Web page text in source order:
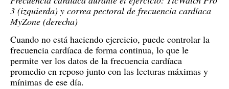
3 (izquierda) y correa pectoral de frecuencia cardíaca
MyZone (derecha)
Cuando no está haciendo ejercicio, puede controlar la
frecuencia cardíaca de forma continua, lo que le
permite ver los datos de la frecuencia cardíaca
promedio en reposo junto con las lecturas máximas y
mínimas de ese día.